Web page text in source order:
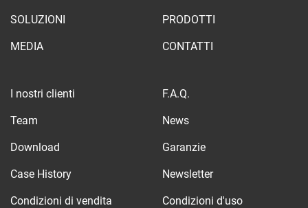
SOLUZIONI PRODOTTI
MEDIA CONTATTI
I nostri clienti F.A.Q.
Team News
Download Garanzie
Case History Newsletter
Condizioni di vendita Condizioni d'uso